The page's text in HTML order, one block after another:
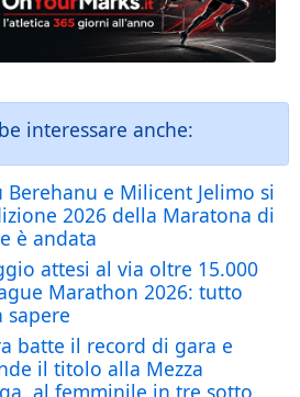
interessare anche:
Berehanu e Milicent Jelimo si
2026 della Maratona di
è andata
attesi al via oltre 15.000
Marathon 2026: tutto
sapere
batte il record di gara e
il titolo alla Mezza